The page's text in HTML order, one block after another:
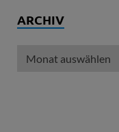
ARCHIV